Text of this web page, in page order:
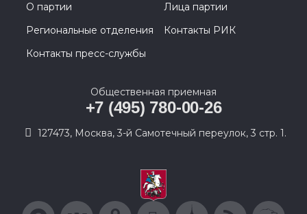
О партии
Лица партии
Региональные отделения
Контакты РИК
Контакты пресс-службы
Общественная приемная
+7 (495) 780-00-26
127473, Москва, 3-й Самотечный переулок, 3 стр. 1.